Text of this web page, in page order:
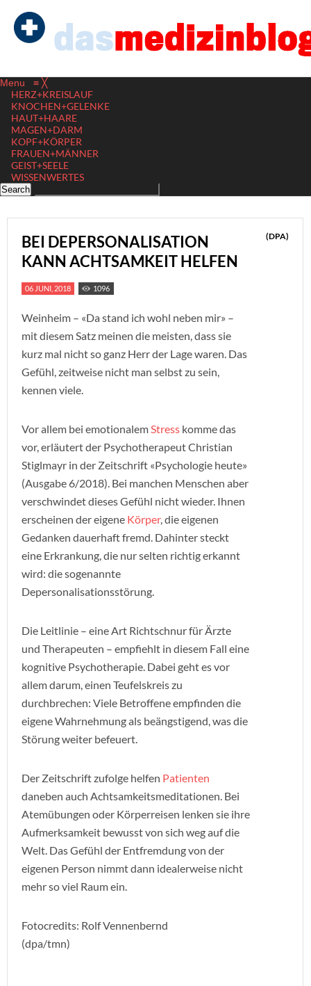
Menu ≡ ╳
HERZ+KREISLAUF
KNOCHEN+GELENKE
HAUT+HAARE
MAGEN+DARM
KOPF+KÖRPER
FRAUEN+MÄNNER
GEIST+SEELE
WISSENWERTES
BEI DEPERSONALISATION
KANN ACHTSAMKEIT HELFEN
(DPA)
06 JUNI, 2018 1096
Weinheim – «Da stand ich wohl neben mir» –
mit diesem Satz meinen die meisten, dass sie
kurz mal nicht so ganz Herr der Lage waren. Das
Gefühl, zeitweise nicht man selbst zu sein,
kennen viele.
Vor allem bei emotionalemStress komme das
vor, erläutert der Psychotherapeut Christian
Stiglmayr in der Zeitschrift «Psychologie heute»
(Ausgabe 6/2018). Bei manchen Menschen aber
verschwindet dieses Gefühl nicht wieder. Ihnen
erscheinen der eigene Körper, die eigenen
Gedanken dauerhaft fremd. Dahinter steckt
eine Erkrankung, die nur selten richtig erkannt
wird: die sogenannte
Depersonalisationsstörung.
Die Leitlinie – eine Art Richtschnur für Ärzte
und Therapeuten – empfiehlt in diesem Fall eine
kognitive Psychotherapie. Dabei geht es vor
allem darum, einen Teufelskreis zu
durchbrechen: Viele Betroffene empfinden die
eigene Wahrnehmung als beängstigend, was die
Störung weiter befeuert.
Der Zeitschrift zufolge helfen Patienten
daneben auch Achtsamkeitsmeditationen. Bei
Atemübungen oder Körperreisen lenken sie ihre
Aufmerksamkeit bewusst von sich weg auf die
Welt. Das Gefühl der Entfremdung von der
eigenen Person nimmt dann idealerweise nicht
mehr so viel Raum ein.
Fotocredits: Rolf Vennenbernd
(dpa/tmn)